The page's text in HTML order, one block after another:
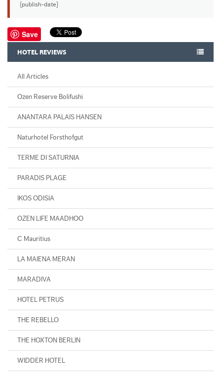
{publish-date}
Save
HOTEL REVIEWS
All Articles
Ozen Reserve Bolifushi
ANANTARA PALAIS HANSEN
Naturhotel Forsthofgut
TERME DI SATURNIA
PARADIS PLAGE
IKOS ODISIA
OZEN LIFE MAADHOO
C Mauritius
LA MAIENA MERAN
MARADIVA
HOTEL PETRUS
THE REBELLO
THE HOXTON BERLIN
WIDDER HOTEL